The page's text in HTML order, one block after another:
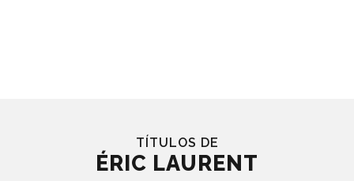
TÍTULOS DE
ÉRIC LAURENT